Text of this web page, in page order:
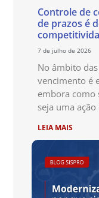
Controle de
de prazos é
7 de julho de 2026
No âmbito
vencimento é
embora como
seja uma
LEIA MAIS